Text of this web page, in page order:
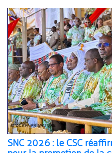
SNC 2026 : le CSC